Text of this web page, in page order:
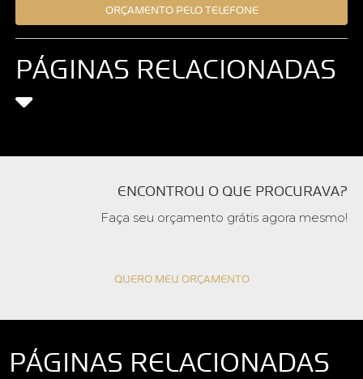
ORÇAMENTO PELO TELEFONE
PÁGINAS RELACIONADAS
ENCONTROU O QUE PROCURAVA?
Faça seu orçamento grátis agora mesmo!
QUERO MEU ORÇAMENTO
PÁGINAS RELACIONADAS